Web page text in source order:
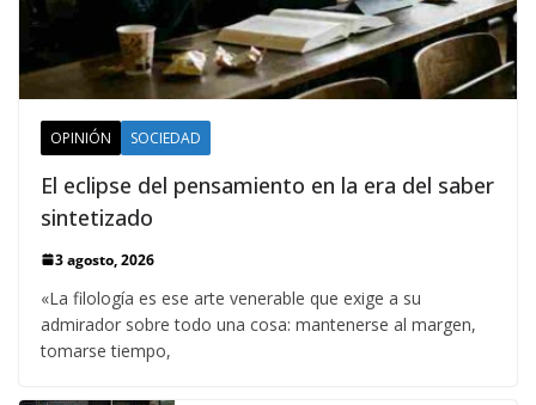
OPINIÓN SOCIEDAD
El eclipse del pensamiento en la era del saber
sintetizado
3 agosto, 2026
«La filología es ese arte venerable que exige a su
admirador sobre todo una cosa: mantenerse al margen,
tomarse tiempo,